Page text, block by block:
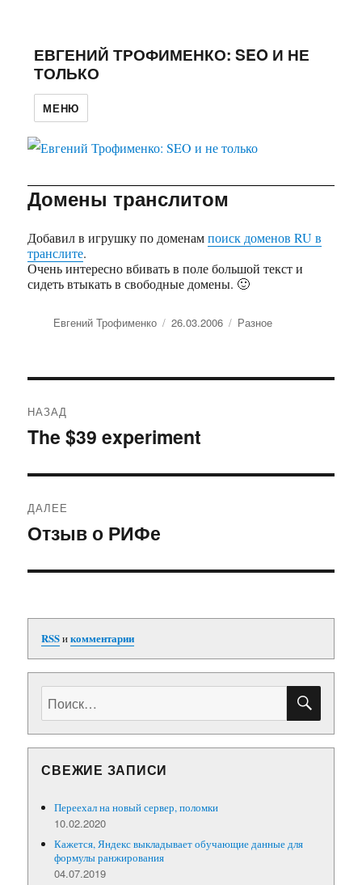
ЕВГЕНИЙ ТРОФИМЕНКО: SEO И НЕ
ТОЛЬКО
МЕНЮ
Домены транслитом
Добавил в игрушку по доменампоиск доменов RU в
транслите.
Очень интересно вбивать в поле большой текст и
сидеть втыкать в свободные домены. 🙂
Автор
Евгений Трофименко Опубликовано
26.03.2006 Рубрики
Разное
по
НАЗАД
Предыдущая
The $39 experiment
ДАЛЕЕ
Следующая
Отзыв о РИФе
RSSикомментарии
СВЕЖИЕ ЗАПИСИ
Переехал на новый сервер, поломки
10.02.2020
Кажется, Яндекс выкладывает обучающие данные для
формулы ранжирования
04.07.2019